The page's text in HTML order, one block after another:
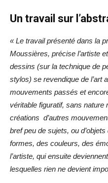
Un travail sur
« Le travail présenté dans la
Moussières, précise l’artiste
dessins (sur la technique de
stylos) se revendique de l’art
mouvements passés et
véritable figuratif, sans nature
créations d’autres
bref peu de sujets, ou
formes, des couleurs, des
l’artiste, qui ensuite
lesquelles rien ne devient